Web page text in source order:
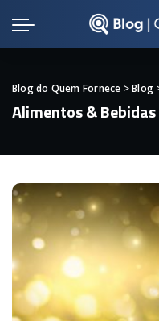
Blog do Quem Fornece >Blog
Alimentos & Bebidas